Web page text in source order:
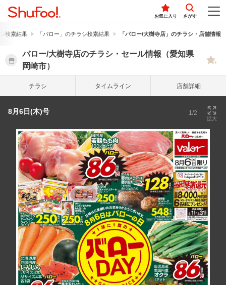
お気に入り さがす
検索結果 「バロー」のチラシ検索結果 「バロー/大樹寺店」のチラシ・店舗情報
バロー/大樹寺店のチラシ・セール情報（愛知県
岡崎市）
チラシ タイム ライン 店舗詳細
8月6日(木)号 1/2
拡大